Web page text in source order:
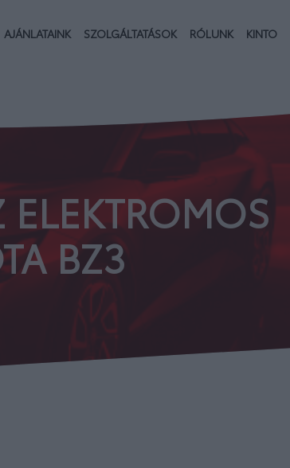
AJÁNLATAINK SZOLGÁLTATÁSOK RÓLUNK KINTO
ELEKTROMOS
BZ3